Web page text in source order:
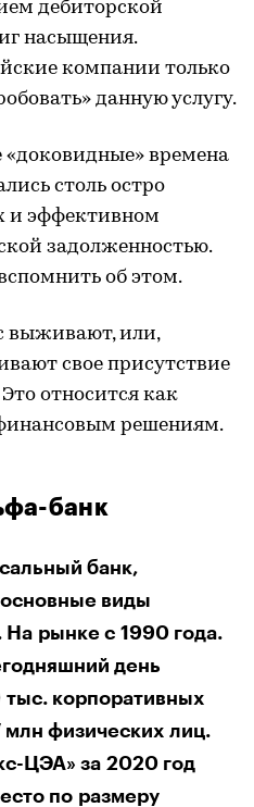
дебиторской
насыщения.
компании только
данную услугу.
времена
столь остро
и эффективном
задолженностью.
об этом.
выживают, или,
свое присутствие
относится как
решениям.
банк
банк,
виды
На рынке с 1990 года.
день
тыс. корпоративных
млн физических лиц.
ЦЭА» за 2020 год
по размеру